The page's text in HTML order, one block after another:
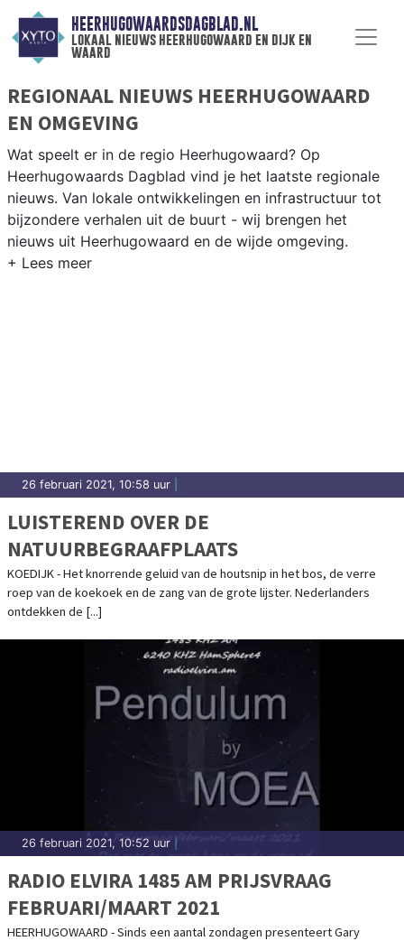
HEERHUGOWAARDSDAGBLAD.NL
lokaal nieuws heerhugowaard en dijk en
waard
REGIONAAL NIEUWS HEERHUGOWAARD
EN OMGEVING
Wat speelt er in de regio Heerhugowaard? Op
Heerhugowaards Dagblad vind je het laatste regionale
nieuws. Van lokale ontwikkelingen en infrastructuur tot
bijzondere verhalen uit de buurt - wij brengen het
nieuws uit Heerhugowaard en de wijde omgeving.
26 februari 2021, 10:58 uur
LUISTEREND OVER DE
NATUURBEGRAAFPLAATS
KOEDIJK - Het knorrende geluid van de houtsnip in het bos, de verre
roep van de koekoek en de zang van de grote lijster. Nederlanders
ontdekken de [...]
26 februari 2021, 10:52 uur
RADIO ELVIRA 1485 AM PRIJSVRAAG
FEBRUARI/MAART 2021
HEERHUGOWAARD - Sinds een aantal zondagen presenteert Gary